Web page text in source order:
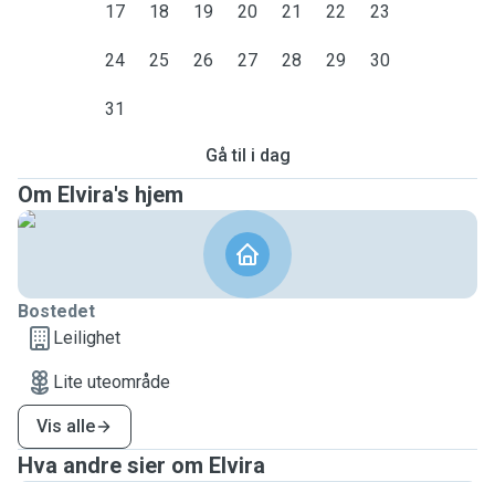
17 18 19 20 21 22 23
24 25 26 27 28 29 30
31
Gå til i dag
Om Elvira's hjem
Bostedet
Leilighet
Lite uteområde
Vis alle
Hva andre sier om Elvira